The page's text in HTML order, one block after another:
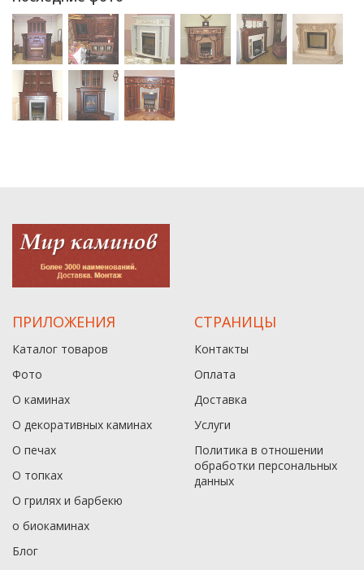
ПРИЛОЖЕНИЯ
Каталог товаров
Фото
О каминах
О декоративных каминах
О печах
О топках
О грилях и барбекю
о биокаминах
Блог
СТРАНИЦЫ
Контакты
Оплата
Доставка
Услуги
Политика в отношении
обработки персональных
данныx